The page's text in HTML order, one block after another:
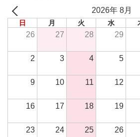
2026年 8月
日 月 火 水
26 27 28 29
2 3 4 5
9 10 11 12
16 17 18 19
23 24 25 26